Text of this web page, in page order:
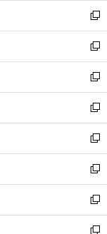
で
開
く
ド
ウ
で
開
く
ィ
ン
ド
ウ
で
開
く
し
い
ウ
ィ
ン
ド
ウ
で
開
く
新
し
い
ウ
ィ
ン
ド
ウ
で
開
く
新
し
い
ウ
ィ
ン
ド
ウ
で
開
く
新
し
い
ウ
ィ
ン
ド
ウ
で
開
く
新
し
い
ウ
ィ
ン
ド
ウ
で
新
し
い
ウ
ィ
ン
ド
新
し
い
ウ
新
し